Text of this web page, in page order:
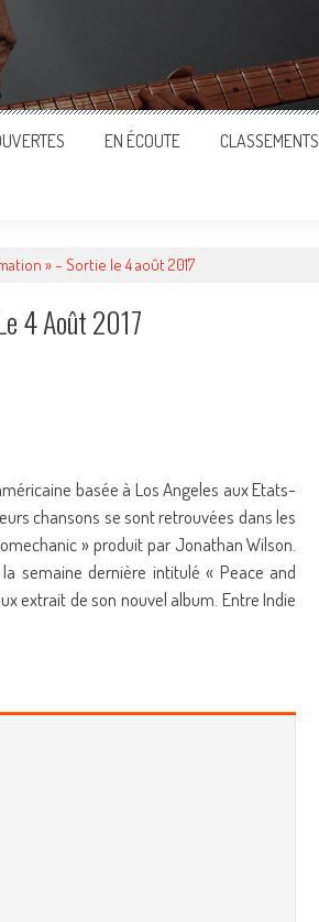
EN ÉCOUTE CLASSEMENTS
» – Sortie le 4 août 2017
4 Août 2017
basée à Los Angeles aux Etats-
chansons se sont retrouvées dans les
» produit par Jonathan Wilson.
semaine dernière intitulé « Peace and
extrait de son nouvel album. Entre Indie